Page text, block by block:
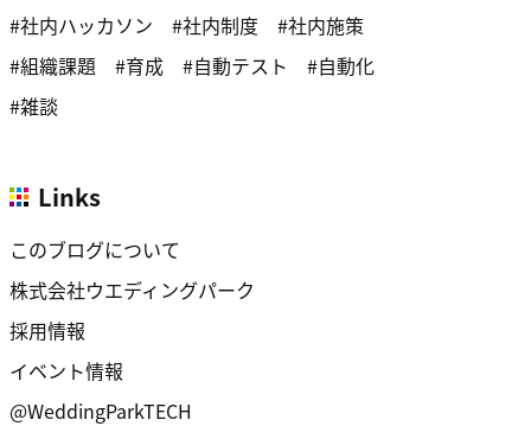
社内ハッカソン
社内制度
社内施策
組織課題
育成 自動テスト
自動化
雑談
Links
このブログについて
株式会社ウエディングパーク
採用情報
イベント情報
@WeddingParkTECH